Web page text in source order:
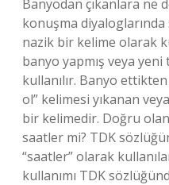
Banyodan çıkanlara ne
konuşma diyaloglarında
nazik bir kelime olarak
banyo yapmış veya
kullanılır. Banyo
ol” kelimesi yıkanan
bir kelimedir. Doğru
saatler mi? TDK
“saatler” olarak
kullanımı TDK